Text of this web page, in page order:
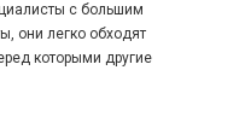
с большим
они легко обходят
которыми другие